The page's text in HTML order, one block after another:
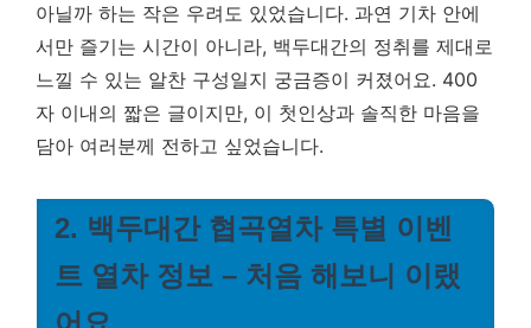
아닐까 하는 작은 우려도 있었습니다. 과연 기차 안에
서만 즐기는 시간이 아니라, 백두대간의 정취를 제대로
느낄 수 있는 알찬 구성일지 궁금증이 커졌어요. 400
자 이내의 짧은 글이지만, 이 첫인상과 솔직한 마음을
담아 여러분께 전하고 싶었습니다.
2. 백두대간 협곡열차 특별 이벤
트 열차 정보 – 처음 해보니 이랬